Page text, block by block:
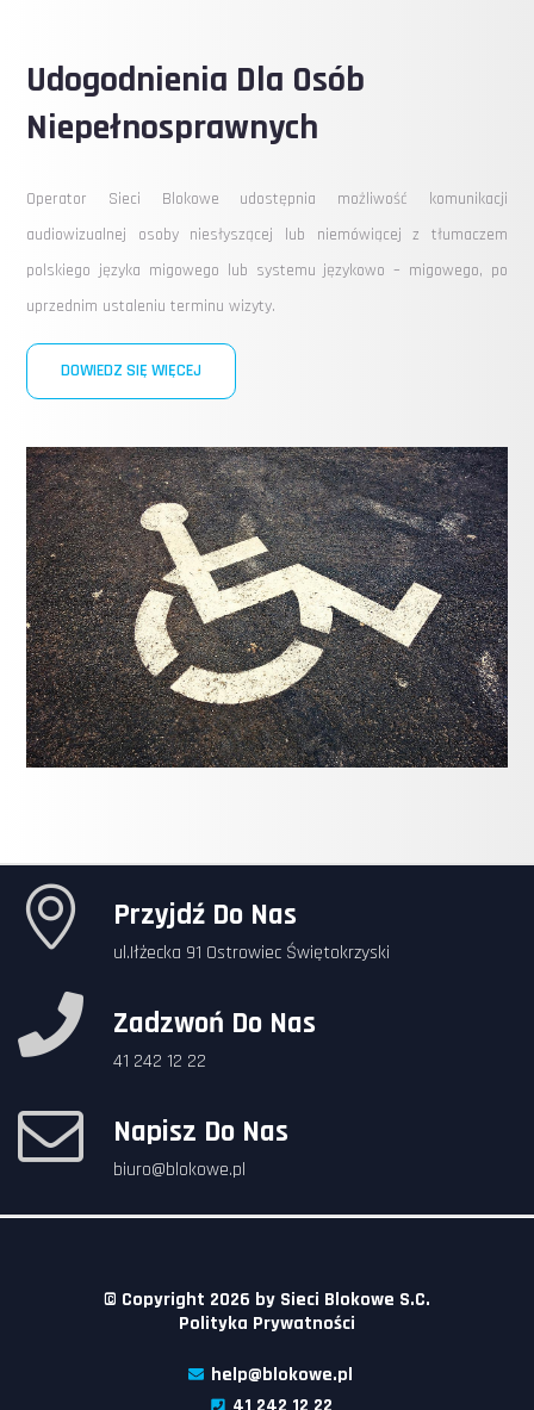
Udogodnienia Dla Osób
Niepełnosprawnych
Operator Sieci Blokowe udostępnia możliwość komunikacji
audiowizualnej osoby niesłyszącej lub niemówiącej z tłumaczem
polskiego języka migowego lub systemu językowo – migowego, po
uprzednim ustaleniu terminu wizyty.
DOWIEDZ SIĘ WIĘCEJ
Przyjdź Do Nas
ul.Iłżecka 91 Ostrowiec Świętokrzyski
Zadzwoń Do Nas
41 242 12 22
Napisz Do Nas
biuro@blokowe.pl
© Copyright 2026 by Sieci Blokowe S.C.
Polityka Prywatności
help@blokowe.pl